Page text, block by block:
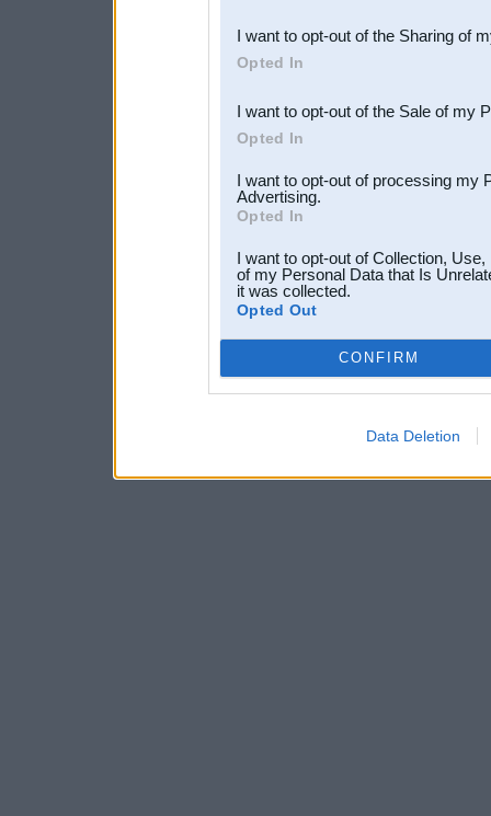
Downstream Participants
third parties.
I want to opt-out of the Sharing of
Opted In
I want to opt-out of the Sale of my
Opted In
I want to opt-out of processing my
Advertising.
Opted In
I want to opt-out of Collection,
of my Personal Data that Is
it was collected.
Opted Out
CONFIRM
Data Deletion